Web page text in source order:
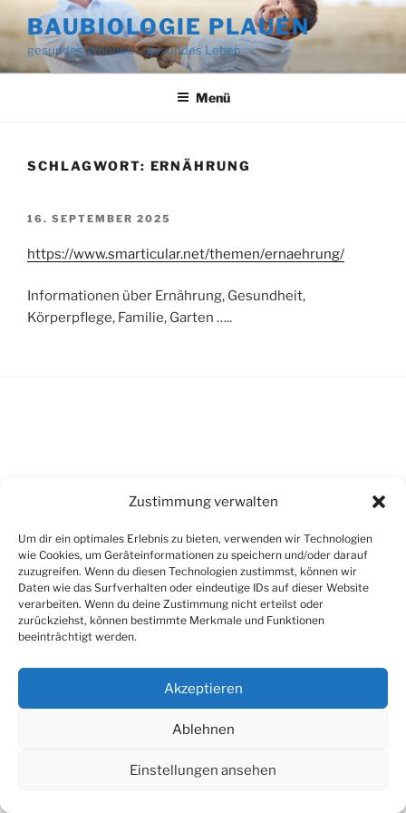
Zustimmung verwalten
Um dir ein optimales Erlebnis zu bieten, verwenden wir Technologien
wie Cookies, um Geräteinformationen zu speichern und/oder darauf
zuzugreifen. Wenn du diesen Technologien zustimmst, können wir
Daten wie das Surfverhalten oder eindeutige IDs auf dieser Website
verarbeiten. Wenn du deine Zustimmung nicht erteilst oder
zurückziehst, können bestimmte Merkmale und Funktionen
beeinträchtigt werden.
Akzeptieren
Ablehnen
Einstellungen ansehen
Inhalt
springen
BAUBIOLOGIE PLAUEN
gesundes Wohnen – gesundes Leben
Menü
SCHLAGWORT: ERNÄHRUNG
VERÖFFENTLICHT
16. SEPTEMBER 2025
https://www.smarticular.net/themen/ernaehrung/
Informationen über Ernährung, Gesundheit,
Körperpflege, Familie, Garten …..
Impressum